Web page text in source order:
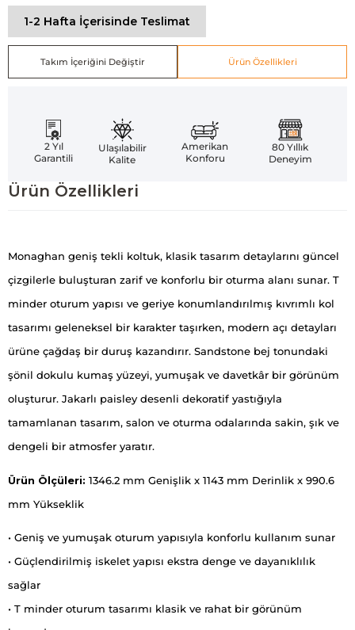
1-2 Hafta İçerisinde Teslimat
Takım İçeriğini Değiştir Ürün Özellikleri
2 Yıl
Garantili
Ulaşılabilir
Kalite
Amerikan
Konforu
80 Yıllık
Deneyim
Ürün Özellikleri
Monaghan geniş tekli koltuk, klasik tasarım detaylarını güncel
çizgilerle buluşturan zarif ve konforlu bir oturma alanı sunar. T
minder oturum yapısı ve geriye konumlandırılmış kıvrımlı kol
tasarımı geleneksel bir karakter taşırken, modern açı detayları
ürüne çağdaş bir duruş kazandırır. Sandstone bej tonundaki
şönil dokulu kumaş yüzeyi, yumuşak ve davetkâr bir görünüm
oluşturur. Jakarlı paisley desenli dekoratif yastığıyla
tamamlanan tasarım, salon ve oturma odalarında sakin, şık ve
dengeli bir atmosfer yaratır.
Ürün Ölçüleri: 1346.2 mm Genişlik x 1143 mm Derinlik x 990.6
mm Yükseklik
• Geniş ve yumuşak oturum yapısıyla konforlu kullanım sunar
• Güçlendirilmiş iskelet yapısı ekstra denge ve dayanıklılık
sağlar
• T minder oturum tasarımı klasik ve rahat bir görünüm